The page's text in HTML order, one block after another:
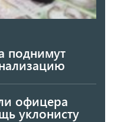
поднимут
офицера
уклонисту